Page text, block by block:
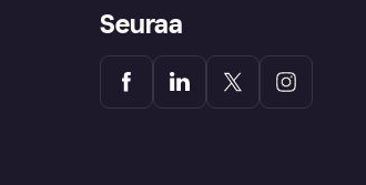
Seuraa